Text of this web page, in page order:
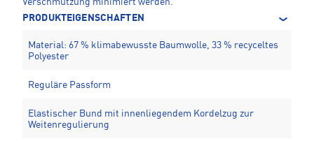
Verschmutzung minimiert werden.
PRODUKTEIGENSCHAFTEN
Material: 67 % klimabewusste Baumwolle, 33 % recyceltes
Polyester
Reguläre Passform
Elastischer Bund mit innenliegendem Kordelzug zur
Weitenregulierung